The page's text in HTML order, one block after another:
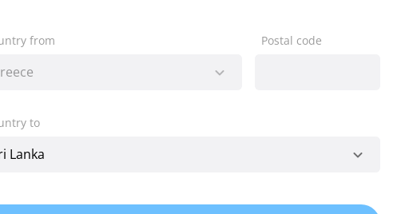
from Postal code
to